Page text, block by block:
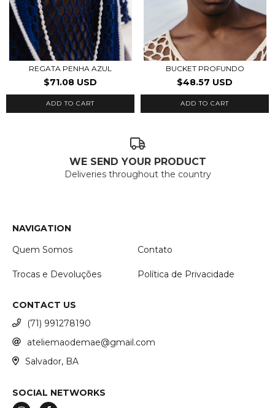
REGATA PENHA AZUL
$71.08 USD
ADD TO CART
BUCKET PROFUNDO
$48.57 USD
ADD TO CART
WE SEND YOUR PRODUCT
Deliveries throughout the country
NAVIGATION
Quem Somos
Contato
Trocas e Devoluções Política de Privacidade
CONTACT US
(71) 991278190
ateliemaodemae@gmail.com
Salvador, BA
SOCIAL NETWORKS